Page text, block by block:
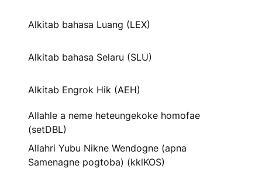
Alkitab bahasa Luang (LEX)
Alkitab bahasa Selaru (SLU)
Alkitab Engrok Hik (AEH)
Allahle a neme heteungekoke homofae
(setDBL)
Allahri Yubu Nikne Wendogne (apna
Samenagne pogtoba) (kklKOS)